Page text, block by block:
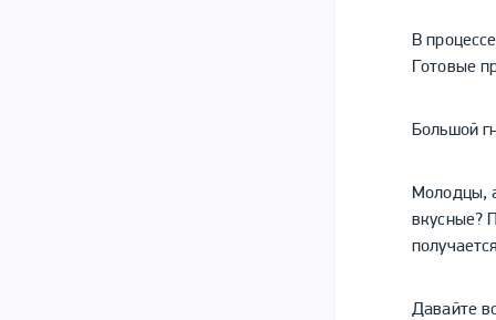
В
Готовые
Большой
Молодцы,
вкусные?
Давайте